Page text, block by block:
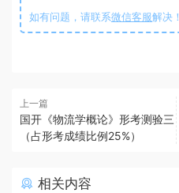
如有问题，请联系微信客服解决！
上一篇
国开《物流学概论》形考测验三
（占形考成绩比例25%）
相关内容